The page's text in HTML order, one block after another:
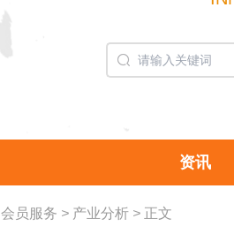
资讯
会员服务 > 产业分析 > 正文